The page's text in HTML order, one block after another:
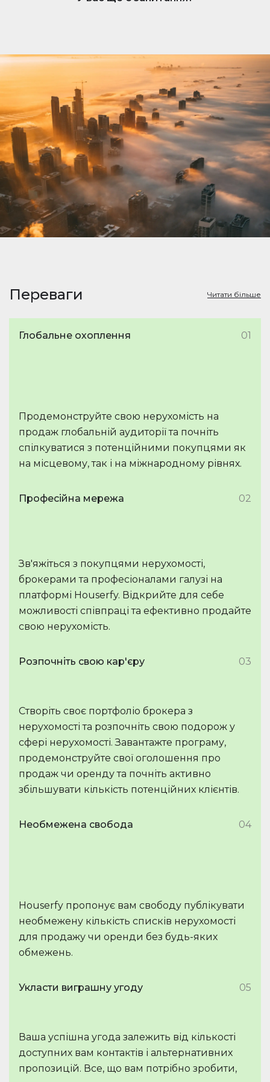
нерухомості. Коли вам подобається оголошення,
Щоб відповісти та зв’язатися з потенційними
покупцями чи орендарями, переконайтеся, що
ваша підписка активна.
Переваги Читати більше
Глобальне охоплення 01
Продемонструйте свою нерухомість на
продаж глобальній аудиторії та почніть
спілкуватися з потенційними покупцями як
на місцевому, так і на міжнародному рівнях.
Професійна мережа 02
Зв'яжіться з покупцями нерухомості,
брокерами та професіоналами галузі на
платформі Houserfy. Відкрийте для себе
можливості співпраці та ефективно продайте
свою нерухомість.
Розпочніть свою кар'єру 03
Створіть своє портфоліо брокера з
нерухомості та розпочніть свою подорож у
сфері нерухомості. Завантажте програму,
продемонструйте свої оголошення про
продаж чи оренду та почніть активно
збільшувати кількість потенційних клієнтів.
Необмежена свобода 04
Houserfy пропонує вам свободу публікувати
необмежену кількість списків нерухомості
для продажу чи оренди без будь-яких
обмежень.
Укласти виграшну угоду 05
Ваша успішна угода залежить від кількості
доступних вам контактів і альтернативних
пропозицій. Все, що вам потрібно зробити,